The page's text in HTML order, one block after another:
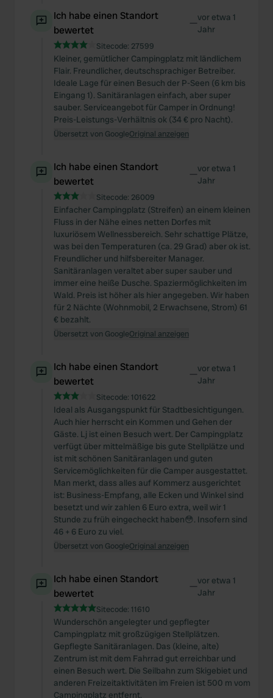
Ich habe einen Standort
bewertet
—vor etwa 1
Jahr
Sitecode: 27599
Kleiner, gemütlicher Campingplatz mit ländlichem
Flair. Freundlicher, deutschsprachiger Betreiber.
Ideale Lage für einen Besuch der P-Seen (6 km bis
Eingang 1). Sanitäranlagen einfach, aber super
sauber. Serviceangebot für Camper in Ordnung!
Preis-Leistungs-Verhältnis ok (34 € pro Nacht).
Übersetzt von GoogleOriginal anzeigen
Ich habe einen Standort
bewertet
—vor etwa 1
Jahr
Sitecode: 26009
Einfacher Campingplatz (Streifen) an einem kleinen
Fluss in der Nähe eines netten Dorfes mit
luxuriösem Wellnessbereich. Sehr schattige Plätze,
was bei den Temperaturen (ca. 29 Grad) aber ok ist.
Freundlicher und hilfsbereiter Manager.
Sanitäranlagen veraltet aber super sauber und
immer eine heiße Dusche. Spaziermöglichkeiten im
Wald. Preis ist höher als hier angegeben. Wir haben
für 2 Nächte (Wohnmobil, 2 Erwachsene, Strom) 61
€ bezahlt.
Übersetzt von GoogleOriginal anzeigen
Ich habe einen Standort
bewertet
—vor etwa 1
Jahr
Sitecode: 101622
Ideal als Ausgangspunkt für Stadtbesichtigungen.
Auch hier herrscht ein Kommen und Gehen der
Gäste. Lj ist einen Besuch wert. Der Campingplatz
verfügt über mittelmäßige bis gute Stellplätze und
ist mit schönen Sanitäranlagen und guten
Servicemöglichkeiten für die Camper ausgestattet.
Man merkt, dass alles auf Kommerz ausgerichtet
ist: Business-Empfang, alle Ecken und Winkel sind
besetzt und wir zahlen 6 Euro extra, weil wir 1
Stunde zu früh eingecheckt haben😳. Insofern sind
46 + 6 Euro zu viel.
Übersetzt von GoogleOriginal anzeigen
Ich habe einen Standort
bewertet
—vor etwa 1
Jahr
Sitecode: 11610
Wunderschön angelegter und gepflegter
Campingplatz mit großzügigen Stellplätzen.
Gepflegte Sanitäranlagen. Das (kleine, alte)
Zentrum ist mit dem Fahrrad gut erreichbar und
einen Besuch wert. Die Seilbahn zum Skigebiet und
anderen Freizeitaktivitäten im Freien ist 500 m vom
Campingplatz entfernt.